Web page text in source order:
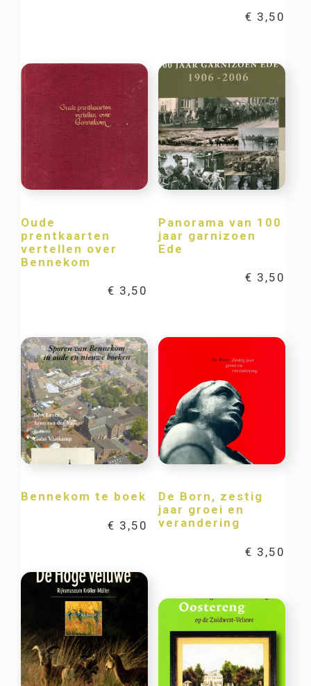
€ 3,50
Oude
prentkaarten
vertellen over
Bennekom
€ 3,50
Panorama van 100
jaar garnizoen
Ede
€ 3,50
Bennekom te boek
€ 3,50
De Born, zestig
jaar groei en
verandering
€ 3,50